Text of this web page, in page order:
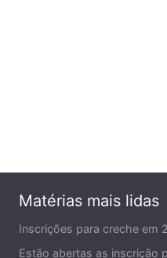
Matérias mais lidas
Inscrições para creche em
Estão abertas as inscrição